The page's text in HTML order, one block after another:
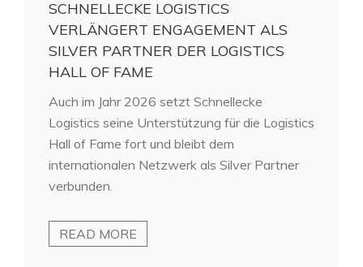
SCHNELLECKE LOGISTICS
VERLÄNGERT ENGAGEMENT ALS
SILVER PARTNER DER LOGISTICS
HALL OF FAME
Auch im Jahr 2026 setzt Schnellecke
Logistics seine Unterstützung für die Logistics
Hall of Fame fort und bleibt dem
internationalen Netzwerk als Silver Partner
verbunden.
READ MORE